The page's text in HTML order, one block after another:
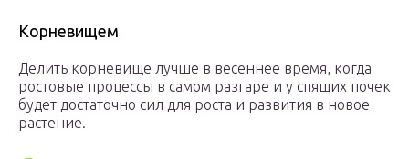
Корневищем
Делить корневище лучше в весеннее время, когда
ростовые процессы в самом разгаре и у спящих почек
будет достаточно сил для роста и развития в новое
растение.